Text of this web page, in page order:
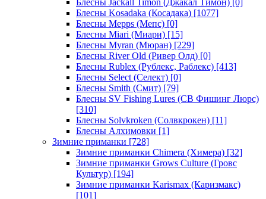
Блесны Jackall Timon (Джакал Тимон) [0]
Блесны Kosadaka (Косадака) [1077]
Блесны Mepps (Мепс) [0]
Блесны Miari (Миари) [15]
Блесны Myran (Мюран) [229]
Блесны River Old (Ривер Олд) [0]
Блесны Rublex (Рублекс, Раблекс) [413]
Блесны Select (Селект) [0]
Блесны Smith (Смит) [79]
Блесны SV Fishing Lures (СВ Фишинг Люрс)
[310]
Блесны Solvkroken (Солвкрокен) [11]
Блесны Алхимовки [1]
Зимние приманки [728]
Зимние приманки Chimera (Химера) [32]
Зимние приманки Grows Culture (Гровс
Культур) [194]
Зимние приманки Karismax (Каризмакс)
[101]